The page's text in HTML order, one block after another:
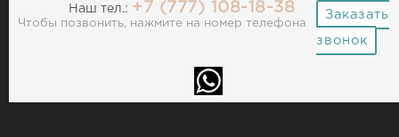
Наш тел.: +7 (777) 108-18-38
Чтобы позвонить, нажмите на номер телефона
Заказать
звонок